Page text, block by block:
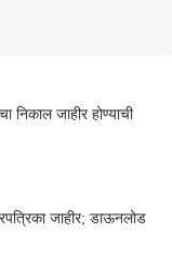
निकाल जाहीर होण्याची
जाहीर; डाऊनलोड